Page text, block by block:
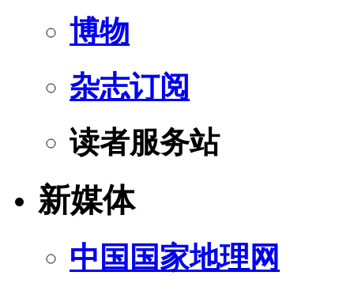
博物
杂志订阅
读者服务站
新媒体
中国国家地理网